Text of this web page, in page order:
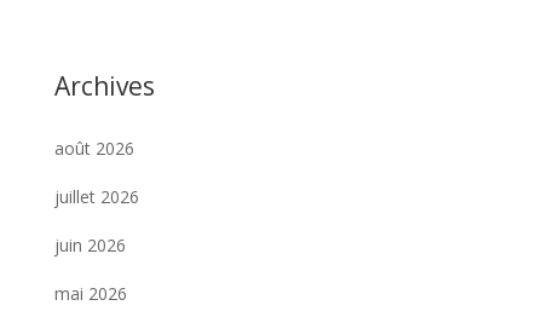
Archives
août 2026
juillet 2026
juin 2026
mai 2026